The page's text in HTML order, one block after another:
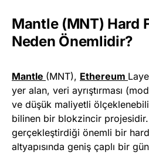
Mantle (MNT) Hard
Neden Önemlidir?
Mantle (MNT), Ethereum
yer alan, veri ayrıştırması
ve düşük maliyetli
bilinen bir blokzincir
gerçekleştirdiği önemli bir
altyapısında geniş çaplı bir